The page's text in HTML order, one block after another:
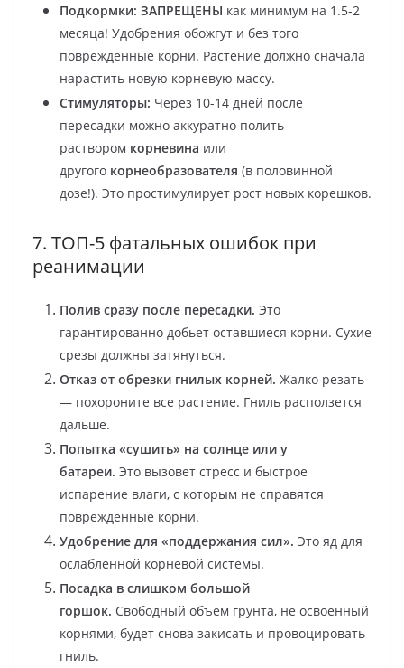
Подкормки: ЗАПРЕЩЕНЫ как минимум на 1.5-2
месяца! Удобрения обожгут и без того
поврежденные корни. Растение должно сначала
нарастить новую корневую массу.
Стимуляторы: Через 10-14 дней после
пересадки можно аккуратно полить
раствором корневина или
другого корнеобразователя (в половинной
дозе!). Это простимулирует рост новых корешков.
7. ТОП-5 фатальных ошибок при
реанимации
Полив сразу после пересадки. Это
гарантированно добьет оставшиеся корни. Сухие
срезы должны затянуться.
Отказ от обрезки гнилых корней. Жалко резать
— похороните все растение. Гниль расползется
дальше.
Попытка «сушить» на солнце или у
батареи. Это вызовет стресс и быстрое
испарение влаги, с которым не справятся
поврежденные корни.
Удобрение для «поддержания сил». Это яд для
ослабленной корневой системы.
Посадка в слишком большой
горшок. Свободный объем грунта, не освоенный
корнями, будет снова закисать и провоцировать
гниль.